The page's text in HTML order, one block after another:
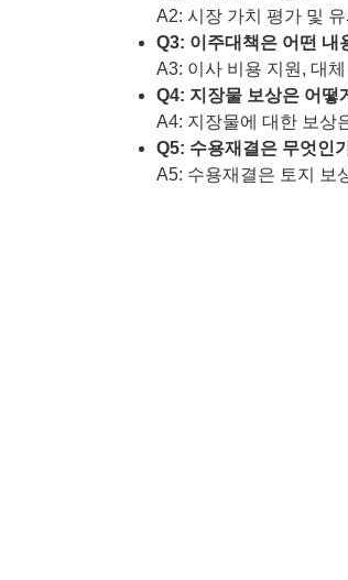
A2: 시장 가치 평가 및
Q3: 이주대책은 어떤 내
A3: 이사 비용 지원, 대
Q4: 지장물 보상은 어떻
A4: 지장물에 대한 보상
Q5: 수용재결은 무엇인
A5: 수용재결은 토지 보